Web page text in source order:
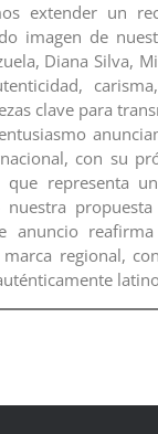
extender un
imagen de
Diana Silva,
clave para
con su
representa
nuestra
anuncio
marca regional,